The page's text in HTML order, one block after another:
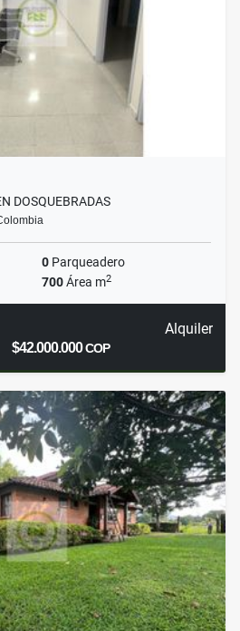
DOSQUEBRADAS
0 Parqueadero
700Área m2
Alquiler
$42.000.000COP